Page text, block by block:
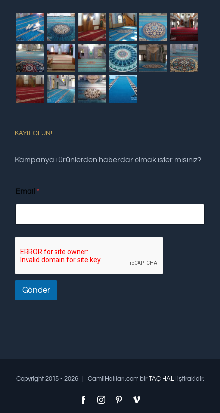
KAYIT OLUN!
Kampanyalı ürünlerden haberdar olmak ister misiniz?
Email *
Gönder
Copyright 2015 - 2026 | CamiiHalıları.com birTAÇ HALI iştirakidir.
FacebookInstagramPinterestVimeo